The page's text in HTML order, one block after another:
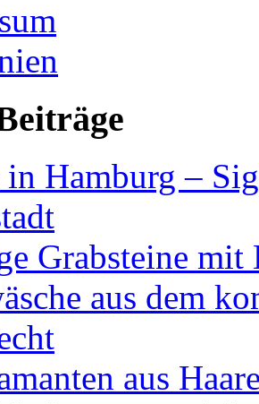
Hamburg –
Grabsteine mit
aus dem
aus